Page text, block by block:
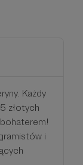
Każdy
złotych
i